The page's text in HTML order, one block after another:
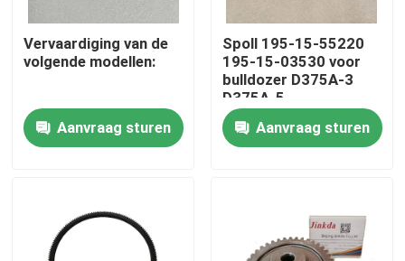
Thuis
Video's
Vervaardiging van de
volgende modellen:
Aanvraag sturen
Spoll 195-15-55220
195-15-03530 voor
bulldozer D375A-3
D375A-5
Aanvraag sturen